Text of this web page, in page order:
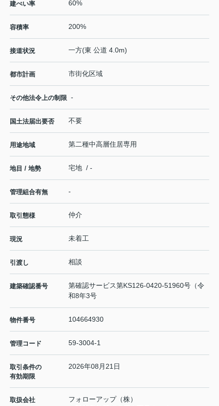
建ぺい率 60%
容積率 200%
接道状況 一方(東 公道 4.0m)
都市計画 市街化区域
その他法令上の制限 -
国土法届出要否 不要
用途地域 第二種中高層住居専用
地目 / 地勢 宅地 / -
管理組合有無 -
取引態様 仲介
現況 未着工
引渡し 相談
建築確認番号
第確認サービス第KS126-0420-51960号（令
和8年3号
物件番号 104664930
管理コード 59-3004-1
取引条件の
有効期限
2026年08月21日
取扱会社
フォローアップ（株）